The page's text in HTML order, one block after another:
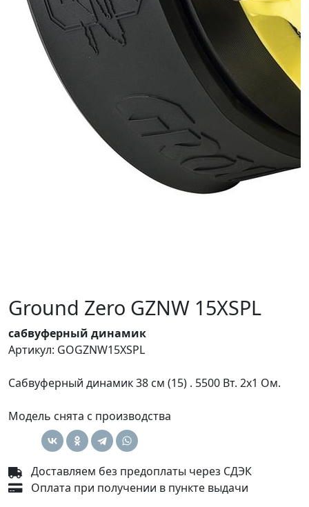
Ground Zero GZNW 15XSPL
сабвуферный динамик
Артикул: GOGZNW15XSPL
Сабвуферный динамик 38 см (15) . 5500 Вт. 2х1 Ом.
Модель снята с производства
Доставляем без предоплаты через СДЭК
Оплата при получении в пункте выдачи